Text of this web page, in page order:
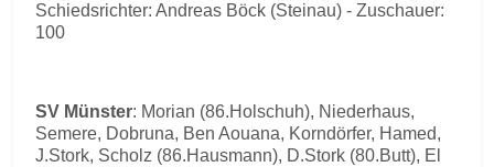
Schiedsrichter: Andreas Böck (Steinau) - Zuschauer:
100
SV Münster: Morian (86.Holschuh), Niederhaus,
Semere, Dobruna, Ben Aouana, Korndörfer, Hamed,
J.Stork, Scholz (86.Hausmann), D.Stork (80.Butt), El